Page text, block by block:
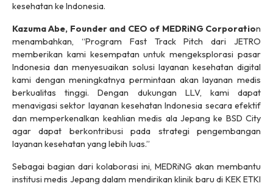
kesehatan ke Indonesia.
Kazuma Abe, Founder and CEO of MEDRiNG Corporation
menambahkan, “Program Fast Track Pitch dari JETRO
memberikan kami kesempatan untuk mengeksplorasi pasar
Indonesia dan menyesuaikan solusi layanan kesehatan digital
kami dengan meningkatnya permintaan akan layanan medis
berkualitas tinggi. Dengan dukungan LLV, kami dapat
menavigasi sektor layanan kesehatan Indonesia secara efektif
dan memperkenalkan keahlian medis ala Jepang ke BSD City
agar dapat berkontribusi pada strategi pengembangan
layanan kesehatan yang lebih luas.”
Sebagai bagian dari kolaborasi ini, MEDRiNG akan membantu
institusi medis Jepang dalam mendirikan klinik baru di KEK ETKI